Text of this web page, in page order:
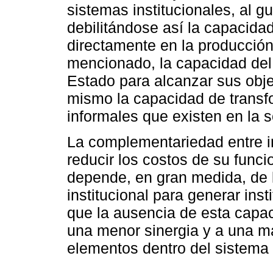
sistemas institucionales, al
debilitándose así la
directamente en la
mencionado, la capacidad
Estado para alcanzar sus
mismo la capacidad de
informales que existen en la
La complementariedad entre
reducir los costos de su
depende, en gran medida,
institucional para generar
que la ausencia de esta
una menor sinergia y a una
elementos dentro del